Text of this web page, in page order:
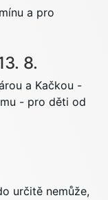
a pro
8.
a Kačkou -
- pro děti od
určitě nemůže,